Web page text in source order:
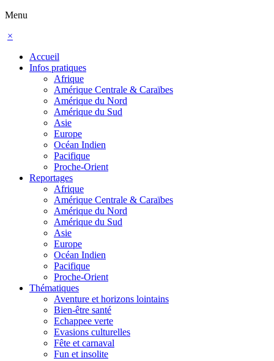
Menu
×
Accueil
Infos pratiques
Afrique
Amérique Centrale & Caraïbes
Amérique du Nord
Amérique du Sud
Asie
Europe
Océan Indien
Pacifique
Proche-Orient
Reportages
Afrique
Amérique Centrale & Caraïbes
Amérique du Nord
Amérique du Sud
Asie
Europe
Océan Indien
Pacifique
Proche-Orient
Thématiques
Aventure et horizons lointains
Bien-être santé
Echappee verte
Evasions culturelles
Fête et carnaval
Fun et insolite